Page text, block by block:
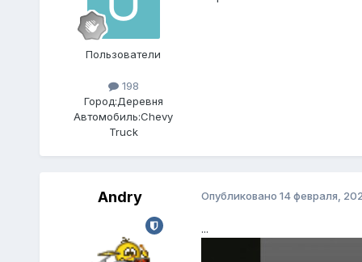
Пользователи
198
Город:Деревня
Автомобиль:Chevy
Truck
Andry Опубликовано 14 февраля,
...